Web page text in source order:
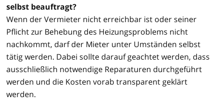
selbst beauftragt?
Wenn der Vermieter nicht erreichbar ist oder seiner
Pflicht zur Behebung des Heizungsproblems nicht
nachkommt, darf der Mieter unter Umständen selbst
tätig werden. Dabei sollte darauf geachtet werden, dass
ausschließlich notwendige Reparaturen durchgeführt
werden und die Kosten vorab transparent geklärt
werden.